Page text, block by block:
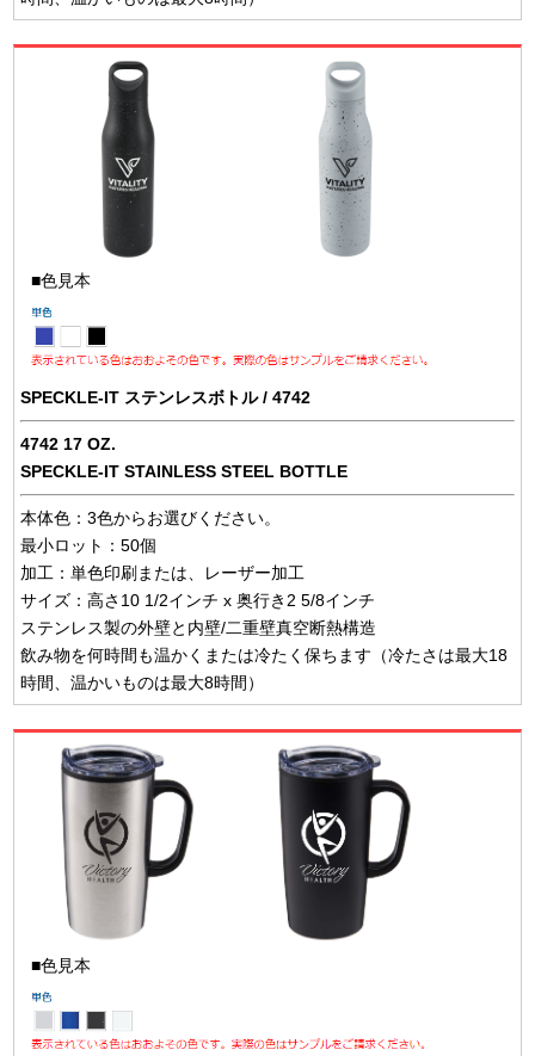
■色見本
SPECKLE-IT ステンレスボトル / 4742
4742 17 OZ.
SPECKLE-IT STAINLESS STEEL BOTTLE
本体色：3色からお選びください。
最小ロット：50個
加工：単色印刷または、レーザー加工
サイズ：高さ10 1/2インチ x 奥行き2 5/8インチ
ステンレス製の外壁と内壁/二重壁真空断熱構造
飲み物を何時間も温かくまたは冷たく保ちます（冷たさは最大18
時間、温かいものは最大8時間）
■色見本